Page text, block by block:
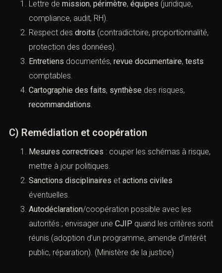
B) Enquête interne : bonnes pratiques
Lettre demission,périmètre
compliance, audit, RH).
Respect des
proportionnalité, protection des données).
Entretiensdocumentés,
Cartographie des faits,synthèsedes risques,
recommandations
C) Remédiation et coopération
Mesures correctrices
risque, mettre à jour politiques.
Sanctions disciplinairesetactions civiles
éventuelles.
Autodéclaration/coopération possible avec les